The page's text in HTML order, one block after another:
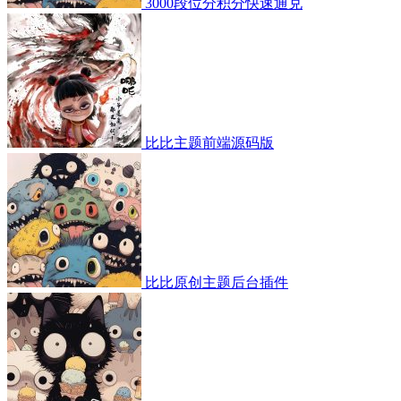
比比主题前端源码版
比比原创主题后台插件